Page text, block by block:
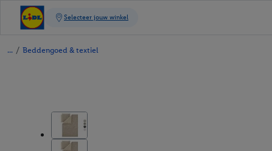
/ Beddengoed & textiel